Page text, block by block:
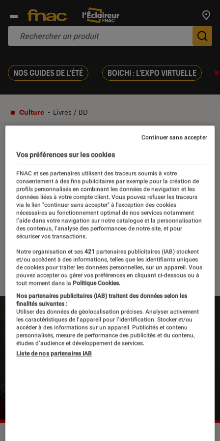
NOS GUIDES DE L'ÉTÉ BOICHI : L'EXPO VIRTUELLE
Culture Livres / BD
Ce qu’il ne fallait pas louper
en 2018…
29 novembre 2018・ParNathalie Cordier
L'instant Lire à la Fnac
42 vidéos
Pour lire la vidéo l’activation des cookies
publicitaires est nécessaire.
Vos préférences sur les cookies
FNAC et ses partenaires utilisent des traceurs soumis à votre
consentement à des fins publicitaires par exemple pour la création de
profils personnalisés en combinant les données de navigation et les
données liées à votre compte client. Vous pouvez refuser les traceurs
via le lien "continuer sans accepter" à l’exception des cookies
nécessaires au fonctionnement optimal de nos services notamment
l’aide dans votre navigation sur notre catalogue et la personnalisation
des contenus, l’analyse des performances de notre site, et pour
sécuriser vos transactions.
Notre organisation et ses421 partenaires publicitaires (IAB) stockent
et/ou accèdent à des informations, telles que les identifiants uniques
de cookies pour traiter les données personnelles, sur un appareil. Vous
pouvez accepter ou gérer vos préférences en cliquant ci-dessous ou à
tout moment dans la Politique Cookies.
Nos partenaires publicitaires (IAB) traitent des données selon les
finalités suivantes :
Utiliser des données de géolocalisation précises. Analyser activement
les caractéristiques de l’appareil pour l’identification. Stocker et/ou
accéder à des informations sur un appareil. Publicités et contenu
personnalisés, mesure de performance des publicités et du contenu,
études d’audience et développement de services.
Liste de nos partenaires IAB
Continuer sans accepter